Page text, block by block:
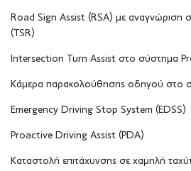
Road Sign Assist (RSA) με αναγνώριση
(TSR)
Intersection Turn Assist στο σύστημα
Κάμερα παρακολούθησης οδηγού στο
Emergency Driving Stop System (EDSS)
Proactive Driving Assist (PDA)
Καταστολή επιτάχυνσης σε χαμηλή